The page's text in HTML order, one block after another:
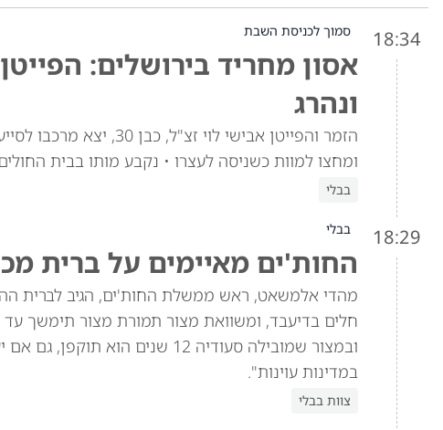
18:34 סמוך לכניסת השבת
אסון מחריד בירושלים:
ונהרג
הזמר והפייטן אבישי
ומחצו למוות כשניסה לעצרו • נקבע מותו בבית
בבלי
18:29 בבלי
החות'ים מאיימים על ברית
מהדי אלמשאט, ראש ממשלת החות'ים, הגיב לברית
חלים בדיעבד, ומשוואת מצור תמורת מצור תימשך
ובמצור שמובילה סעודיה 12
במדינות עוינות".
צוות בבלי